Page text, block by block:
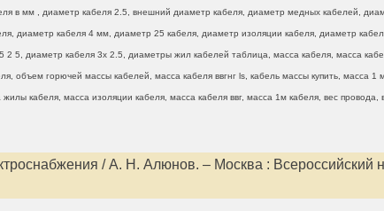
в мм , диаметр кабеля 2.5, внешний диаметр кабеля, диаметр медных кабелей,
диаметр кабеля 4 мм, диаметр 25 кабеля, диаметр изоляции кабеля, диаметр
диаметр кабеля 3х 2.5, диаметры жил кабелей таблица, масса кабеля, масса
объем горючей массы кабелей, масса кабеля ввгнг ls, кабель массы купить, масса
кабеля, масса изоляции кабеля, масса кабеля ввг, масса 1м кабеля, вес провода,
/ А. Н. Алюнов. – Москва : Всероссийский